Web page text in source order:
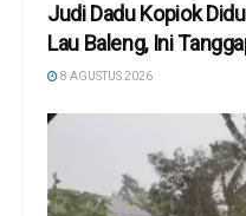
Judi Dadu Kopiok
Lau Baleng, Ini
8 AGUSTUS 2026